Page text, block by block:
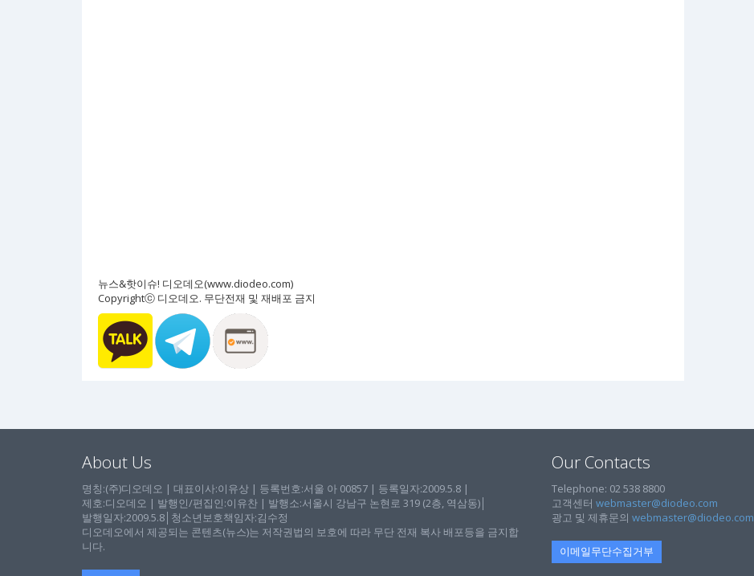
뉴스&핫이슈! 디오데오(www.diodeo.com)
Copyrightⓒ 디오데오. 무단전재 및 재배포 금지
About Us
명칭:(주)디오데오 | 대표이사:이유상 | 등록번호:서울 아 00857 | 등록일자:2009.5.8 |
제호:디오데오 | 발행인/편집인:이유찬 | 발행소:서울시 강남구 논현로 319 (2층, 역삼동)│
발행일자:2009.5.8│청소년보호책임자:김수정
디오데오에서 제공되는 콘텐츠(뉴스)는 저작권법의 보호에 따라 무단 전재 복사 배포등을 금지합
니다.
Our Contacts
Telephone: 02 538 8800
고객센터 webmaster@diodeo.com
광고 및 제휴문의 webmaster@diodeo.com
이메일무단수집거부